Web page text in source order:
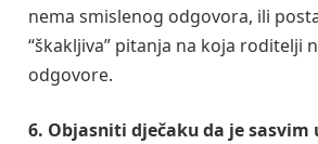
nema smislenog odgovora, ili
“škakljiva” pitanja na koja roditelji
odgovore.
6. Objasniti dječaku da je sasvim